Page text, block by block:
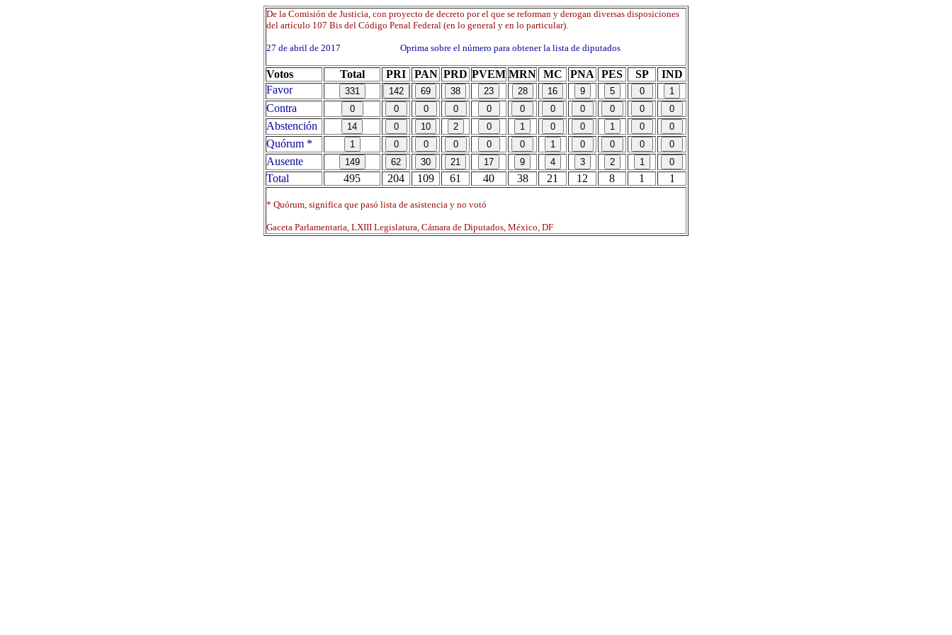
De la Comisión de Justicia, con proyecto de decreto por el que se reforman y derogan diversas disposiciones
del artículo 107 Bis del Código Penal Federal (en lo general y en lo particular).
27 de abril de 2017 Oprima sobre el número para obtener la lista de diputados
Votos Total PRI PAN PRD PVEM MRN MC PNA PES SP
IND
Favor
Contra
Abstención
Quórum *
Ausente
Total
495 204 109 61 40 38 21 12 8 1 1
* Quórum, significa que pasó lista de asistencia y no votó
Gaceta Parlamentaria, LXIII Legislatura, Cámara de Diputados, México, DF